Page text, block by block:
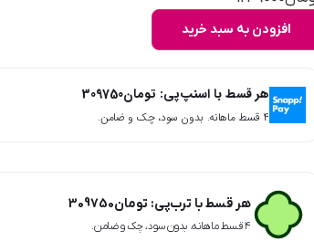
افزودن به سبد خرید
هر قسط با اسنپ‌پی: تومان309750
۴ قسط ماهانه. بدون سود، چک و ضامن.
هر قسط با ترب‌پی: تومان309750
۴ قسط ماهانه. بدون سود، چک و ضامن.